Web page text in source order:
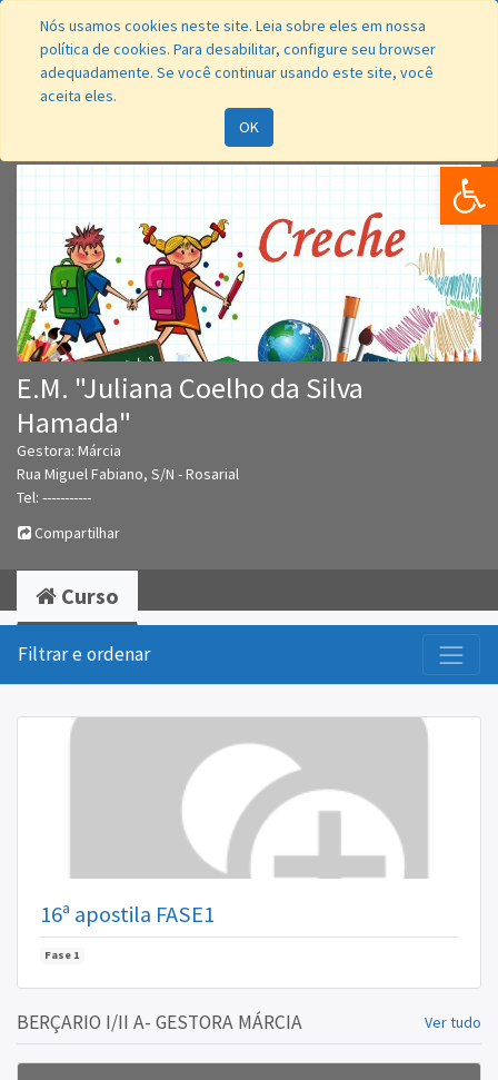
Nós usamos cookies neste site. Leia sobre eles em nossa
política de cookies. Para desabilitar, configure seu browser
adequadamente. Se você continuar usando este site, você
aceita eles.
OK
Navegação
E.M. "Juliana Coelho da Silva
Hamada"
Gestora: Márcia
Rua Miguel Fabiano, S/N - Rosarial
Tel: -----------
Compartilhar
Curso
Filtrar e ordenar
16ª apostila FASE1
Fase 1
BERÇARIO I/II A- GESTORA MÁRCIA Ver tudo